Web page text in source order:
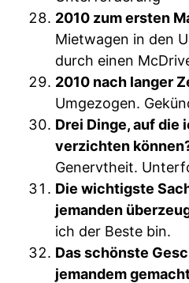
2010 zum ersten
Mietwagen in den
durch einen
2010 nach langer
Umgezogen.
Drei Dinge, auf die
verzichten
Genervtheit.
Die wichtigste
jemanden
ich der Beste bin.
Das schönste
jemandem